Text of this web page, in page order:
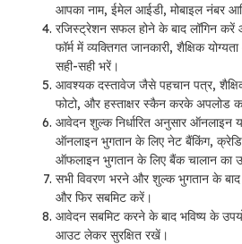
आपका नाम, ईमेल आईडी, मोबाइल नंबर
रजिस्ट्रेशन सफल होने के बाद लॉगिन
फॉर्म में व्यक्तिगत जानकारी, शैक्षिक
सही-सही भरें।
आवश्यक दस्तावेज जैसे पहचान पत्र,
फोटो, और हस्ताक्षर स्कैन करके अपलोड
आवेदन शुल्क निर्धारित अनुसार ऑनलाइन
ऑनलाइन भुगतान के लिए नेट बैंकिंग,
ऑफलाइन भुगतान के लिए बैंक चालान का
सभी विवरण भरने और शुल्क भुगतान के
और फिर सबमिट करें।
आवेदन सबमिट करने के बाद भविष्य के
आउट लेकर सुरक्षित रखें।